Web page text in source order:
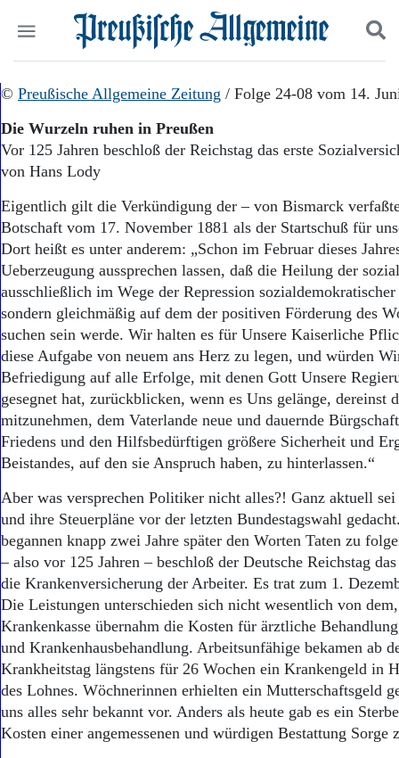
Start
Wer wir sind
Aktuelle Ausgabe
Abonnenten-Login
Abonnent werden
Abo Prämien
Mediadaten
Politik
Wirtschaft
Panorama
Geschichte
Ostpreußen
Pommern
Berlin-Brandenburg
Schlesien
Danzig und Westpreußen
Bücher
Kontakt
Impressum
Datenschutz
Suchen und finden
© Preußische Allgemeine Zeitung / Folge 24-08 vom 14.
Die Wurzeln ruhen in Preußen
Vor 125 Jahren beschloß der Reichstag das erste
von Hans Lody
Eigentlich gilt die Verkündigung der – von Bismarck
Botschaft vom 17. November 1881 als der Startschuß für
Dort heißt es unter anderem: „Schon im Februar dieses
Ueberzeugung aussprechen lassen, daß die Heilung der
ausschließlich im Wege der Repression
sondern gleichmäßig auf dem der positiven Förderung des
suchen sein werde. Wir halten es für Unsere Kaiserliche
diese Aufgabe von neuem ans Herz zu legen, und würden
Befriedigung auf alle Erfolge, mit denen Gott Unsere
gesegnet hat, zurückblicken, wenn es Uns gelänge, dereinst
mitzunehmen, dem Vaterlande neue und dauernde
Friedens und den Hilfsbedürftigen größere Sicherheit und
Beistandes, auf den sie Anspruch haben, zu hinterlassen.“
Aber was versprechen Politiker nicht alles?! Ganz aktuell
und ihre Steuerpläne vor der letzten Bundestagswahl
begannen knapp zwei Jahre später den Worten Taten zu
– also vor 125 Jahren – beschloß der Deutsche Reichstag
die Krankenversicherung der Arbeiter. Es trat zum 1.
Die Leistungen unterschieden sich nicht wesentlich von
Krankenkasse übernahm die Kosten für ärztliche
und Krankenhausbehandlung. Arbeitsunfähige bekamen ab
Krankheitstag längstens für 26 Wochen ein Krankengeld in
des Lohnes. Wöchnerinnen erhielten ein Mutterschaftsgeld
uns alles sehr bekannt vor. Anders als heute gab es ein
Kosten einer angemessenen und würdigen Bestattung Sorge